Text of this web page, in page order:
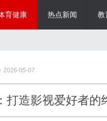
育健康 热点新闻 教
2026-05-07
打造影视爱好者的